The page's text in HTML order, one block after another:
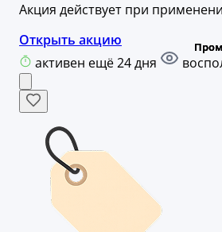
Акция действует при
Открыть акцию
активен ещё 24 дня